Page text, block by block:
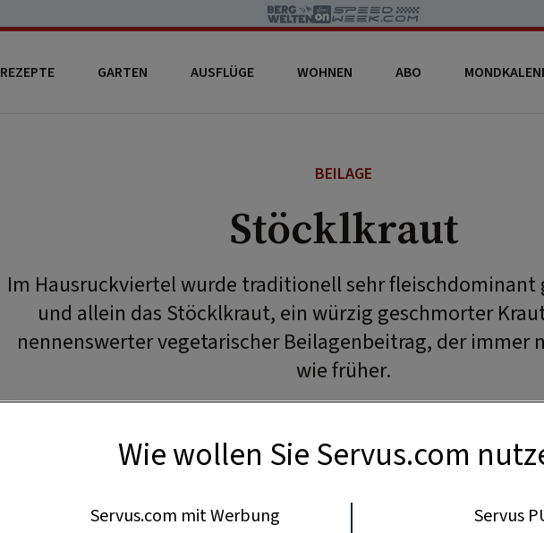
REZEPTE GARTEN AUSFLÜGE WOHNEN ABO
BEILAGE
Stöcklkraut
Im Hausruckviertel wurde traditionell sehr fleischdominant
und allein das Stöcklkraut, ein würzig geschmorter
nennenswerter vegetarischer Beilagenbeitrag, der immer
wie früher.
Wie wollen Sie Servus.com
Servus.com mit Werbung Servus